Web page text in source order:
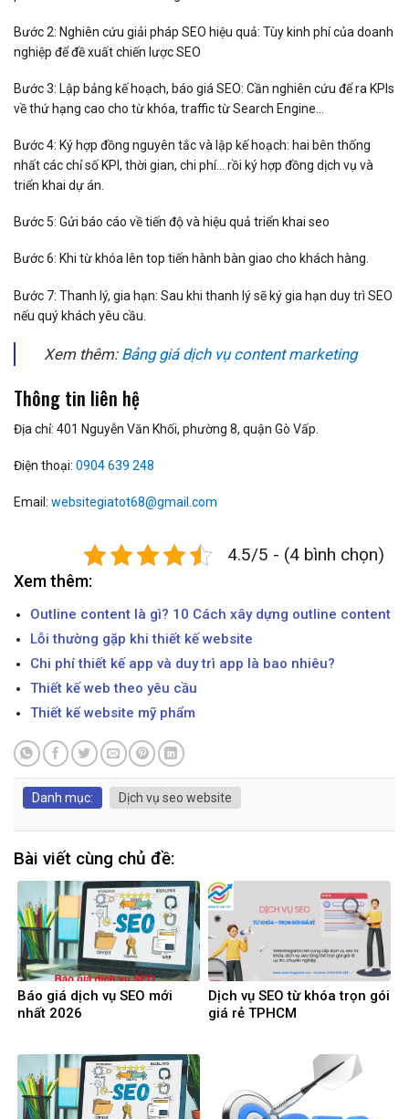
Bước 2: Nghiên cứu giải pháp SEO hiệu quả: Tùy kinh phí của doanh
nghiệp để đề xuất chiến lược SEO
Bước 3: Lập bảng kế hoạch, báo giá SEO: Cần nghiên cứu để ra KPIs
về thứ hạng cao cho từ khóa, traffic từ Search Engine…
Bước 4: Ký hợp đồng nguyên tắc và lập kế hoạch: hai bên thống
nhất các chỉ số KPI, thời gian, chi phí… rồi ký hợp đồng dịch vụ và
triển khai dự án.
Bước 5: Gửi báo cáo về tiến độ và hiệu quả triển khai seo
Bước 6: Khi từ khóa lên top tiến hành bàn giao cho khách hàng.
Bước 7: Thanh lý, gia hạn: Sau khi thanh lý sẽ ký gia hạn duy trì SEO
nếu quý khách yêu cầu.
Xem thêm: Bảng giá dịch vụ content marketing
Thông tin liên hệ
Địa chỉ: 401 Nguyễn Văn Khối, phường 8, quận Gò Vấp.
Điện thoại: 0904 639 248
Email: websitegiatot68@gmail.com
4.5/5 - (4 bình chọn)
Xem thêm:
Outline content là gì? 10 Cách xây dựng outline content
Lỗi thường gặp khi thiết kế website
Chi phí thiết kế app và duy trì app là bao nhiêu?
Thiết kế web theo yêu cầu
Thiết kế website mỹ phẩm
Danh mục: Dịch vụ seo website
Bài viết cùng chủ đề:
Báo giá dịch vụ SEO mới
nhất 2026
Dịch vụ SEO từ khóa trọn gói
giá rẻ TPHCM